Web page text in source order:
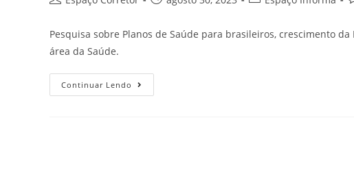
Pesquisa sobre Planos de Saúde para brasileiros, crescimento
área da Saúde.
Continuar Lendo